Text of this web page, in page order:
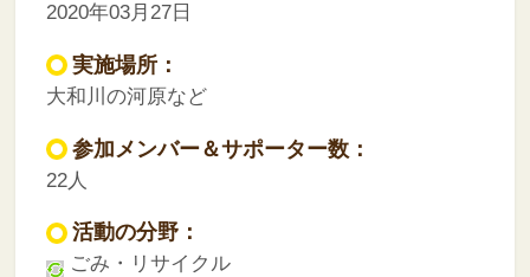
2020年03月27日
実施場所：
大和川の河原など
参加メンバー＆サポーター数：
22人
活動の分野：
ごみ・リサイクル